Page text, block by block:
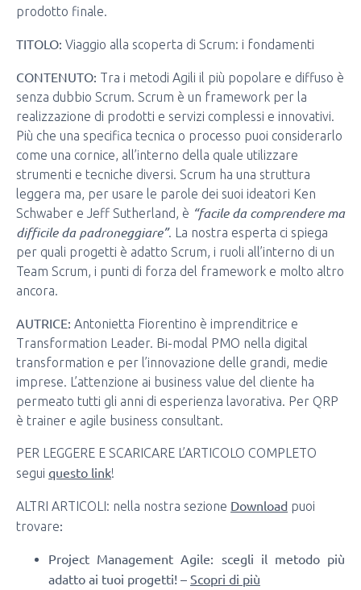
prodotto finale.
TITOLO: Viaggio alla scoperta di Scrum: i fondamenti
CONTENUTO: Tra i metodi Agili il più popolare e diffuso è
senza dubbio Scrum. Scrum è un framework per la
realizzazione di prodotti e servizi complessi e innovativi.
Più che una specifica tecnica o processo puoi considerarlo
come una cornice, all’interno della quale utilizzare
strumenti e tecniche diversi. Scrum ha una struttura
leggera ma, per usare le parole dei suoi ideatori Ken
Schwaber e Jeff Sutherland, è “facile da comprendere ma
difficile da padroneggiare”. La nostra esperta ci spiega
per quali progetti è adatto Scrum, i ruoli all’interno di un
Team Scrum, i punti di forza del framework e molto altro
ancora.
AUTRICE: Antonietta Fiorentino è imprenditrice e
Transformation Leader. Bi-modal PMO nella digital
transformation e per l’innovazione delle grandi, medie
imprese. L’attenzione ai business value del cliente ha
permeato tutti gli anni di esperienza lavorativa. Per QRP
è trainer e agile business consultant.
PER LEGGERE E SCARICARE L’ARTICOLO COMPLETO
segui questo link!
ALTRI ARTICOLI: nella nostra sezione Download puoi
trovare:
Project Management Agile: scegli il metodo più
adatto ai tuoi progetti! – Scopri di più